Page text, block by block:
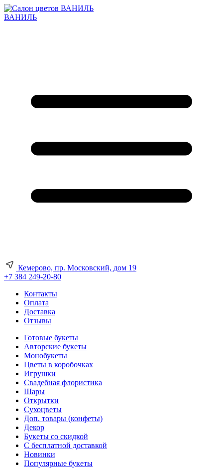
ВАНИЛЬ
Кемерово, пр. Московский, дом 19
+7 384 249-20-80
Контакты
Оплата
Доставка
Отзывы
Готовые букеты
Авторские букеты
Монобукеты
Цветы в коробочках
Игрушки
Свадебная флористика
Шары
Открытки
Сухоцветы
Доп. товары (конфеты)
Декор
Букеты со скидкой
С бесплатной доставкой
Новинки
Популярные букеты